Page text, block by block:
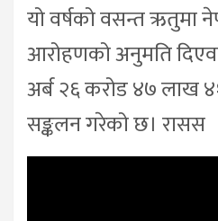
यो वर्षको वसन्त ऋतुमा
आरोहणको अनुमति
अर्ब २६ करोड ४७ लाख
सङ्कलन गरेको छ। रासस